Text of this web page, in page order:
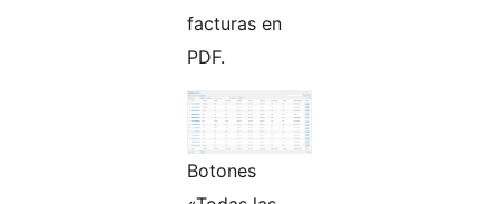
facturas en
PDF.
Botones